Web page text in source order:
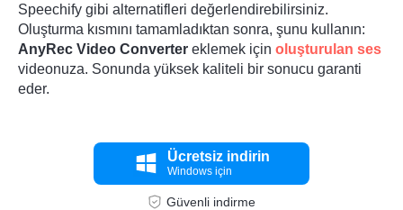
Speechify gibi alternatifleri değerlendirebilirsiniz.
Oluşturma kısmını tamamladıktan sonra, şunu kullanın:
AnyRec Video Converter eklemek için oluşturulan ses
videonuza. Sonunda yüksek kaliteli bir sonucu garanti
eder.
Ücretsiz indirin
Windows için
Güvenli indirme